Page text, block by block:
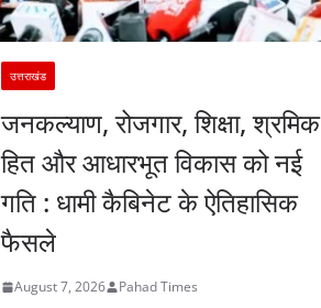
उत्तराखंड
जनकल्याण, रोजगार, शिक्षा, श्रमिक
हित और आधारभूत विकास को नई
गति : धामी कैबिनेट के ऐतिहासिक
फैसले
August 7, 2026 Pahad Times